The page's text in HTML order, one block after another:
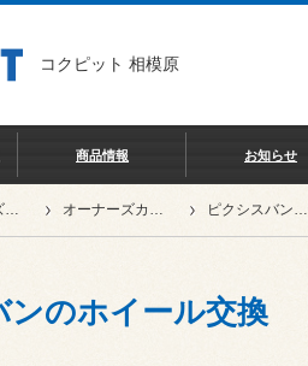
コクピット 相模原
商品情報 お知らせ
カスタマイズカー紹介 オーナーズカーインデックス ピクシスバンのホイール交換
ンのホイール交換